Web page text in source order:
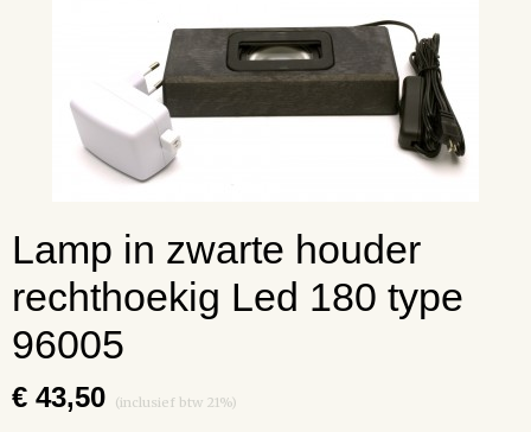
Lamp in zwarte houder
rechthoekig Led 180 type
96005
€ 43,50 (inclusief btw 21%)